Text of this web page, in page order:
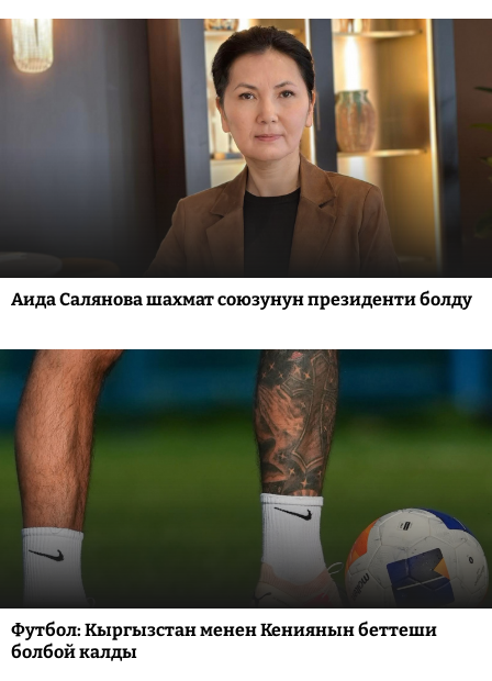
Аида Салянова шахмат союзунун президенти болду
Футбол: Кыргызстан менен Кениянын беттеши
болбой калды